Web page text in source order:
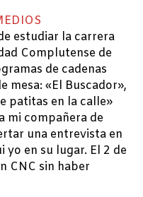
estudiar la carrera
Complutense de
de cadenas
mesa: «El Buscador»,
patitas en la calle»
mi compañera de
una entrevista en
yo en su lugar. El 2 de
CNC sin haber